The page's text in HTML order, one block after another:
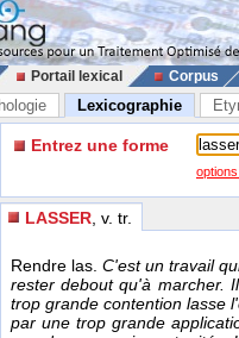
Portail lexical Corpus
Lexicographie
Entrez une forme
LASSER , v. tr.
Rendre las. C'est un travail
rester debout qu'à marcher.
trop grande contention lasse
par une trop grande